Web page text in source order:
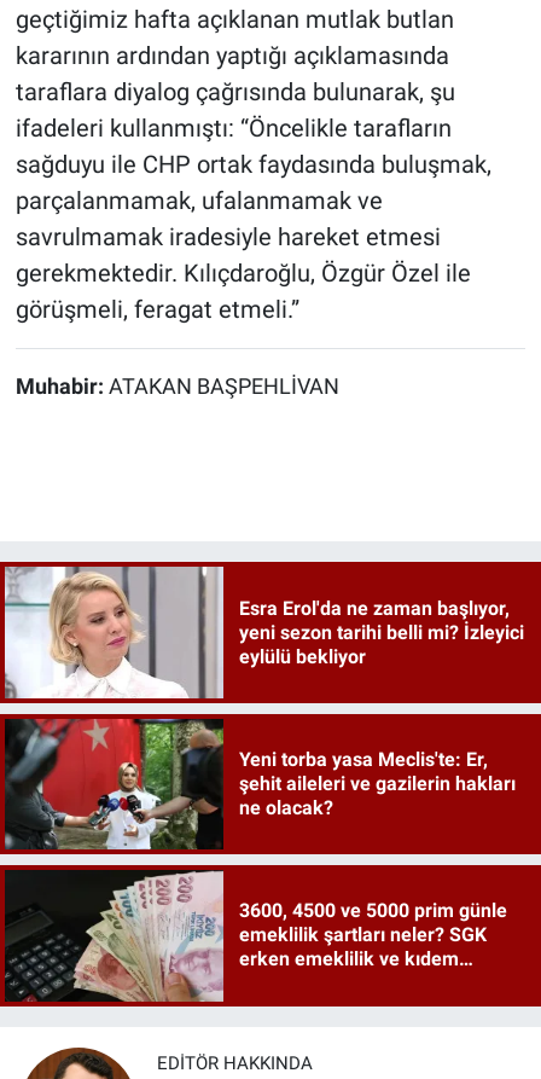
geçtiğimiz hafta açıklanan mutlak butlan
kararının ardından yaptığı açıklamasında
taraflara diyalog çağrısında bulunarak, şu
ifadeleri kullanmıştı: “Öncelikle tarafların
sağduyu ile CHP ortak faydasında buluşmak,
parçalanmamak, ufalanmamak ve
savrulmamak iradesiyle hareket etmesi
gerekmektedir. Kılıçdaroğlu, Özgür Özel ile
görüşmeli, feragat etmeli.”
Muhabir: ATAKAN BAŞPEHLİVAN
Esra Erol'da ne zaman başlıyor,
yeni sezon tarihi belli mi? İzleyici
eylülü bekliyor
Yeni torba yasa Meclis'te: Er,
şehit aileleri ve gazilerin hakları
ne olacak?
3600, 4500 ve 5000 prim günle
emeklilik şartları neler? SGK
erken emeklilik ve kıdem
EDITÖR HAKKINDA